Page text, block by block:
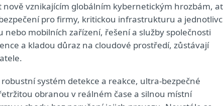
vznikajícím globálním kybernetickým hrozbám, ať
pro firmy, kritickou infrastrukturu a
mobilních zařízení, řešení a služby společnosti
a kladou důraz na cloudové prostředí, zůstávají
systém detekce a reakce, ultra-bezpečné
obranou v reálném čase a silnou místní